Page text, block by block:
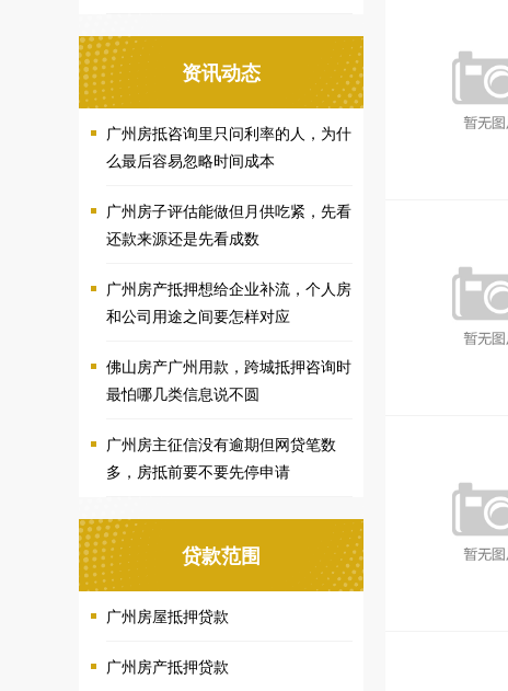
资讯动态
广州房抵咨询里只问利率的人，为什
么最后容易忽略时间成本
广州房子评估能做但月供吃紧，先看
还款来源还是先看成数
广州房产抵押想给企业补流，个人房
和公司用途之间要怎样对应
佛山房产广州用款，跨城抵押咨询时
最怕哪几类信息说不圆
广州房主征信没有逾期但网贷笔数
多，房抵前要不要先停申请
贷款范围
广州房屋抵押贷款
广州房产抵押贷款